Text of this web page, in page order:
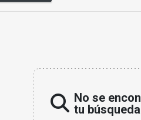
No se
tu búsqueda